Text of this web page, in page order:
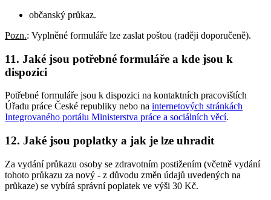
občanský průkaz.
Pozn.: Vyplněné formuláře lze zaslat poštou (raději doporučeně).
11. Jaké jsou potřebné formuláře a kde jsou k
dispozici
Potřebné formuláře jsou k dispozici na kontaktních pracovištích
Úřadu práce České republiky nebo na internetových stránkách
Integrovaného portálu Ministerstva práce a sociálních věcí.
12. Jaké jsou poplatky a jak je lze uhradit
Za vydání průkazu osoby se zdravotním postižením (včetně vydání
tohoto průkazu za nový - z důvodu změn údajů uvedených na
průkaze) se vybírá správní poplatek ve výši 30 Kč.